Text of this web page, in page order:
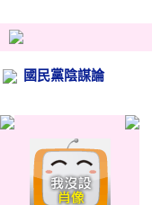
國民黨陰謀論